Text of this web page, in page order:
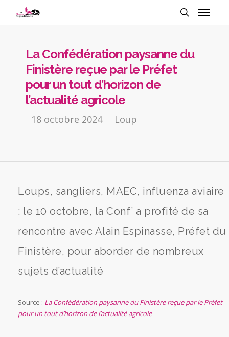
La Confédération paysanne du
Finistère reçue par le Préfet
pour un tout d’horizon de
l’actualité agricole
18 octobre 2024 Loup
Loups, sangliers, MAEC, influenza aviaire
: le 10 octobre, la Conf’ a profité de sa
rencontre avec Alain Espinasse, Préfet du
Finistère, pour aborder de nombreux
sujets d’actualité
Source : La Confédération paysanne du Finistère reçue par le Préfet
pour un tout d’horizon de l’actualité agricole